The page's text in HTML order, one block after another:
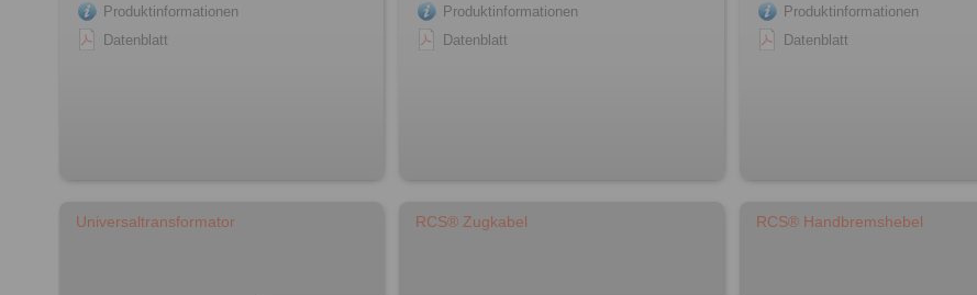
Produktinformationen
Datenblatt
Produktinformationen
Datenblatt
Produktinformationen
Datenblatt
Universaltransformator RCS® Zugkabel RCS® Handbremshebel